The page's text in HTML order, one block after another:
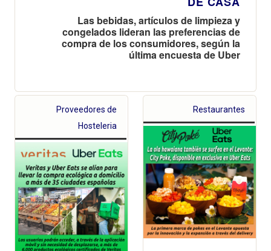
Las bebidas, artículos de limpieza y
congelados lideran las preferencias de
compra de los consumidores, según la
última encuesta de Uber
Proveedores de
Hosteleria
Restaurantes